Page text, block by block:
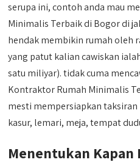
serupa ini, contoh anda mau
Minimalis Terbaik di Bogor di
hendak membikin rumah oleh
yang patut kalian cawiskan ialah
satu miliyar). tidak cuma
Kontraktor Rumah Minimalis
mesti mempersiapkan
kasur, lemari, meja, tempat
Menentukan Kapan